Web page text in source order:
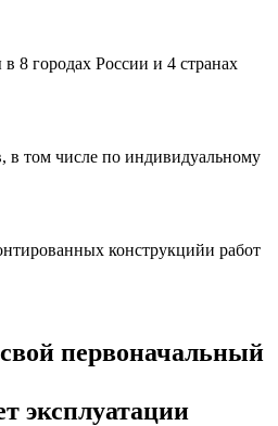
городах России и 4 странах
в том числе по индивидуальному
конструкцийи работ
первоначальный
эксплуатации